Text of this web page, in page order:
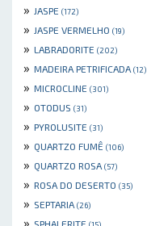
» JASPE (172)
» JASPE VERMELHO (19)
» LABRADORITE (202)
» MADEIRA PETRIFICADA (12)
» MICROCLINE (301)
» OTODUS (31)
» PYROLUSITE (31)
» QUARTZO FUMÊ (106)
» QUARTZO ROSA (57)
» ROSA DO DESERTO (35)
» SEPTARIA (26)
» SPHALERITE (15)